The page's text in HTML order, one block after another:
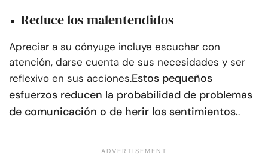
Reduce los malentendidos
Apreciar a su cónyuge incluye escuchar con
atención, darse cuenta de sus necesidades y ser
reflexivo en sus acciones.Estos pequeños
esfuerzos reducen la probabilidad de problemas
de comunicación o de herir los sentimientos..